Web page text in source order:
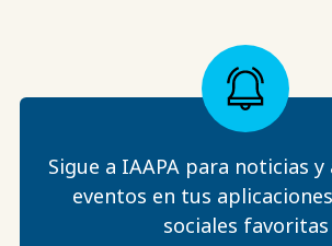
Sigue a IAAPA para noticias y
eventos en tus
sociales favoritas